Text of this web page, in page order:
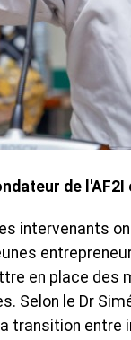
de
intervenants
en place des
Selon le Dr
transition entre